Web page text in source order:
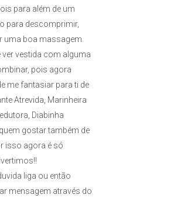
para além de um
para descomprimir,
uma boa massagem.
ver vestida com alguma
pois agora
me fantasiar para ti de
Atrevida, Marinheira
Diabinha
gostar também de
isso agora é só
liga ou então
mensagem através do